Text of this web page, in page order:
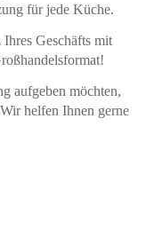
für jede Küche.
Geschäfts mit
aufgeben möchten,
helfen Ihnen gerne